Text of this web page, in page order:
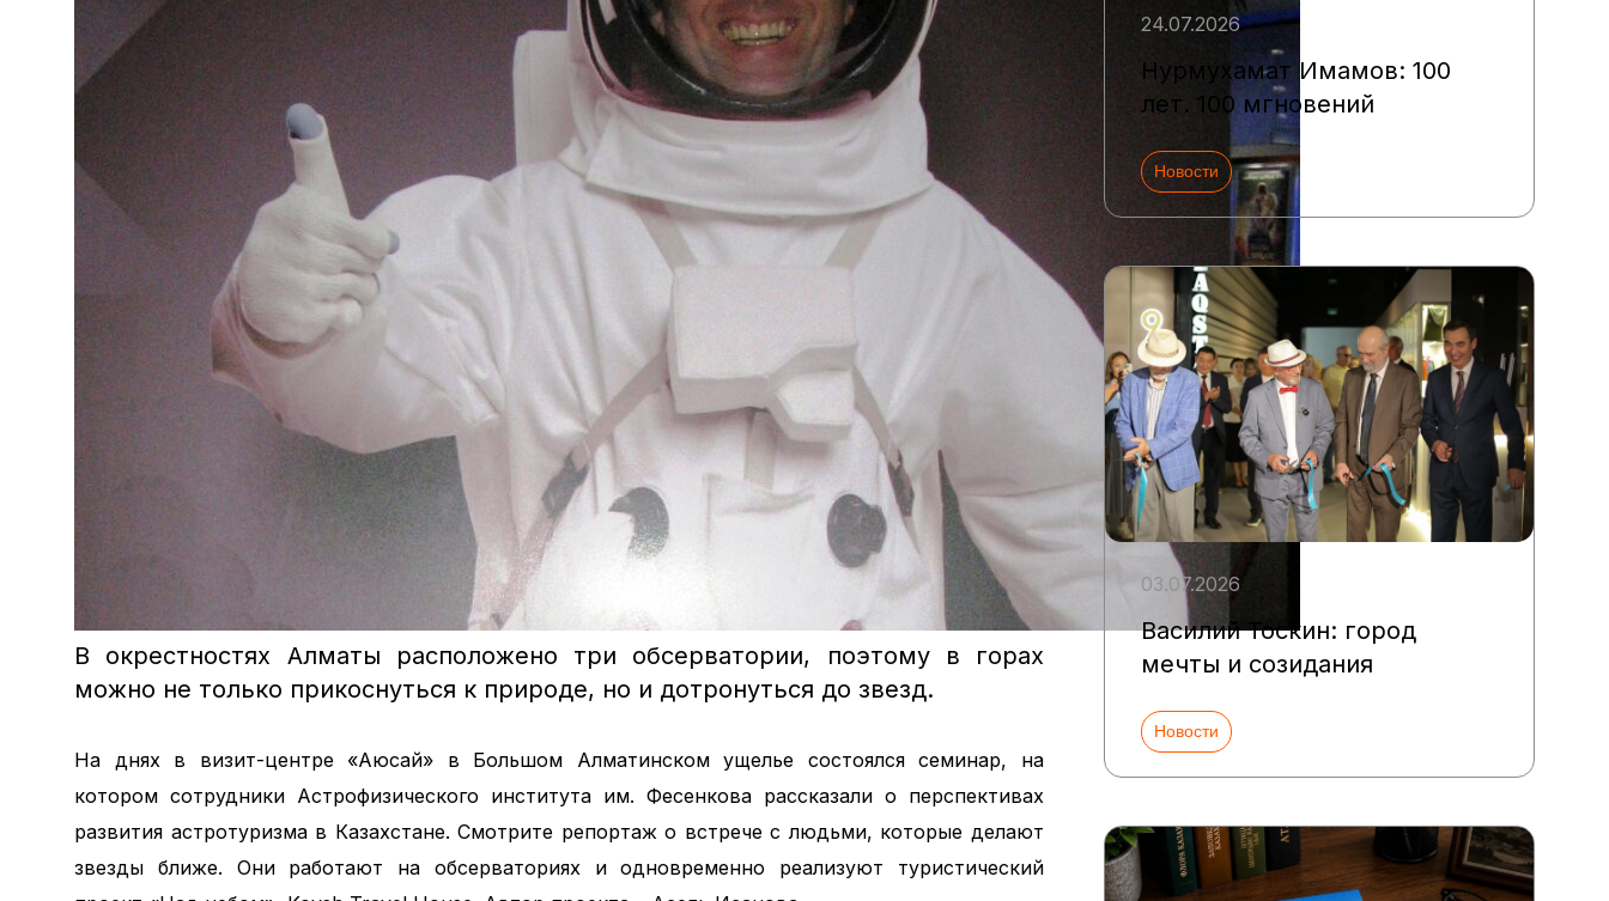
В окрестностях Алматы расположено три обсерватории, поэтому в горах
можно не только прикоснуться к природе, но и дотронуться до звезд.
На днях в визит-центре «Аюсай» в Большом Алматинском ущелье состоялся семинар, на
котором сотрудники Астрофизического института им. Фесенкова рассказали о перспективах
развития астротуризма в Казахстане. Смотрите репортаж о встрече с людьми, которые делают
звезды ближе. Они работают на обсерваториях и одновременно реализуют туристический
24.07.2026
Нурмухамат Имамов: 100
лет. 100 мгновений
Новости
03.07.2026
Василий Тоскин: город
мечты и созидания
Новости